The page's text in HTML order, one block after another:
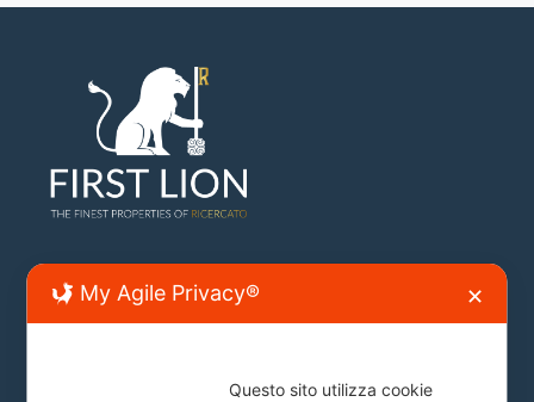
Sede Lecce
My Agile Privacy® ✕
Questo sito utilizza cookie